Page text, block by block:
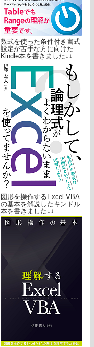
数式を使った条件付き書式
設定が苦手な方に向けた
Kindle本を書きました↓↓
図形を操作するExcel VBA
の基本を解説したキンドル
本を書きました↓↓